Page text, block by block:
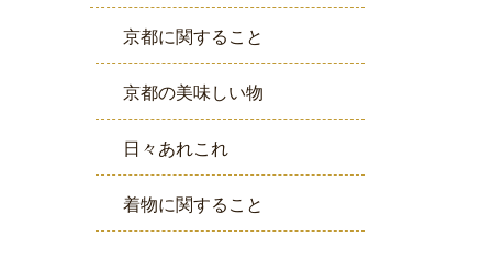
京都に関すること
京都の美味しい物
日々あれこれ
着物に関すること